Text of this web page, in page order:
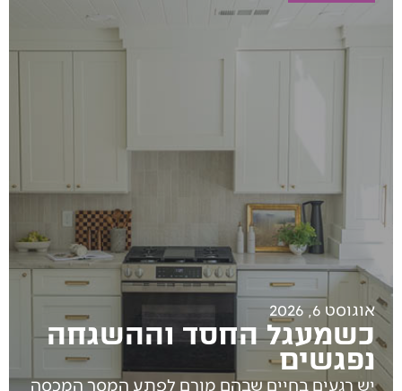
אוגוסט 6, 2026
כשמעגל החסד וההשגחה
נפגשים